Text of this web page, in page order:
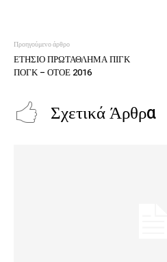
Προηγούμενο άρθρο
ΕΤΗΣΙΟ ΠΡΩΤΑΘΛΗΜΑ ΠΙΓΚ
ΠΟΓΚ – ΟΤΟΕ 2016
Σχετικά Άρθρα